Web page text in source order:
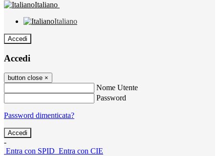
Italiano
Italiano
Accedi
Accedi
button close ×
Nome Utente
Password
Password dimenticata?
-
Entra con SPID Entra con CIE